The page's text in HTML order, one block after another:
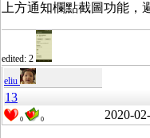
上方通知欄點截圖功能，
edited: 2
eliu
13
0 0 2020-